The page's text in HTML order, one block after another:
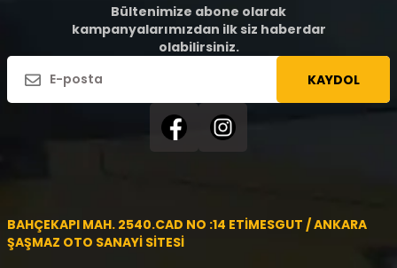
Bültenimize abone olarak
kampanyalarımızdan ilk siz haberdar
olabilirsiniz.
KAYDOL
BAHÇEKAPI MAH. 2540.CAD NO :14 ETİMESGUT / ANKARA
ŞAŞMAZ OTO SANAYİ SİTESİ